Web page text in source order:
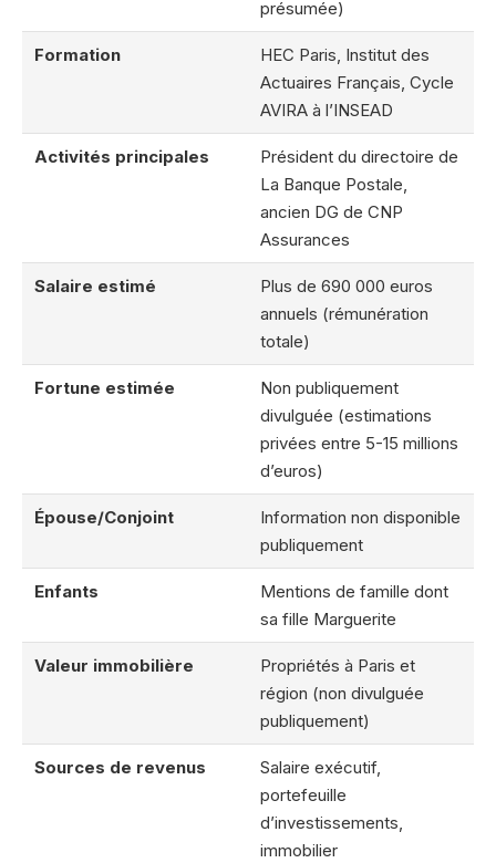
présumée)
Formation
HEC Paris, Institut des
Actuaires Français, Cycle
AVIRA à l’INSEAD
Activités principales
Président du directoire de
La Banque Postale,
ancien DG de CNP
Assurances
Salaire estimé
Plus de 690 000 euros
annuels (rémunération
totale)
Fortune estimée
Non publiquement
divulguée (estimations
privées entre 5-15 millions
d’euros)
Épouse/Conjoint
Information non disponible
publiquement
Enfants
Mentions de famille dont
sa fille Marguerite
Valeur immobilière
Propriétés à Paris et
région (non divulguée
publiquement)
Sources de revenus
Salaire exécutif,
portefeuille
d’investissements,
immobilier